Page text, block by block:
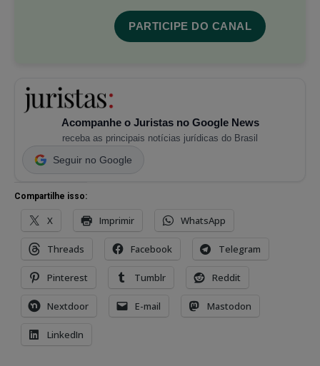
PARTICIPE DO CANAL
Acompanhe o Juristas no Google News
receba as principais notícias jurídicas do Brasil
Seguir no Google
Compartilhe isso:
X Imprimir WhatsApp
Threads Facebook Telegram
Pinterest Tumblr Reddit
Nextdoor E-mail Mastodon
LinkedIn